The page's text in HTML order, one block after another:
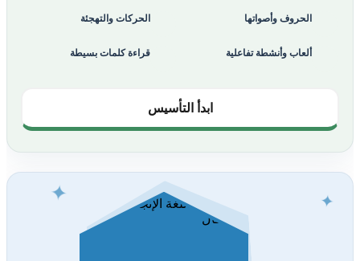
الحروف وأصواتها الحركات والتهجئة
ألعاب وأنشطة تفاعلية قراءة كلمات بسيطة
ابدأ التأسيس
✦
✦